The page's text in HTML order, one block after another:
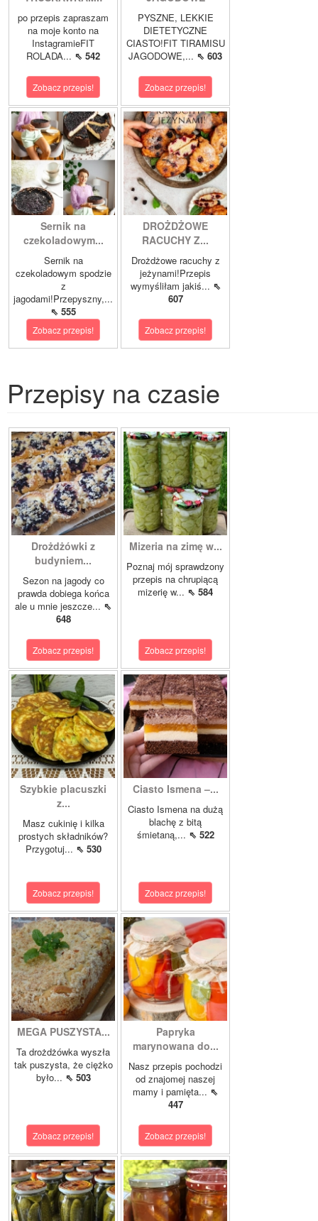
po przepis zapraszam
na moje konto na
InstagramieFIT
ROLADA... ⇖ 542
Zobacz przepis!
PYSZNE, LEKKIE
DIETETYCZNE
CIASTO!FIT TIRAMISU
JAGODOWE,... ⇖ 603
Zobacz przepis!
Sernik na
czekoladowym...
Sernik na
czekoladowym spodzie
z
jagodami!Przepyszny,...
⇖ 555
Zobacz przepis!
DROŻDŻOWE
RACUCHY Z...
Drożdżowe racuchy z
jeżynami!Przepis
wymyśliłam jakiś... ⇖
607
Zobacz przepis!
Przepisy na czasie
Drożdżówki z
budyniem...
Sezon na jagody co
prawda dobiega końca
ale u mnie jeszcze... ⇖
648
Zobacz przepis!
Mizeria na zimę w...
Poznaj mój sprawdzony
przepis na chrupiącą
mizerię w... ⇖ 584
Zobacz przepis!
Szybkie placuszki
z...
Masz cukinię i kilka
prostych składników?
Przygotuj... ⇖ 530
Zobacz przepis!
Ciasto Ismena –...
Ciasto Ismena na dużą
blachę z bitą
śmietaną,... ⇖ 522
Zobacz przepis!
MEGA PUSZYSTA...
Ta drożdżówka wyszła
tak puszysta, że ciężko
było... ⇖ 503
Zobacz przepis!
Papryka
marynowana do...
Nasz przepis pochodzi
od znajomej naszej
mamy i pamięta... ⇖
447
Zobacz przepis!